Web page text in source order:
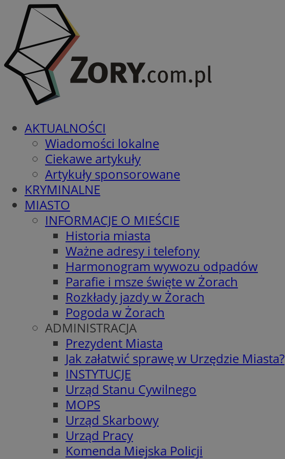
AKTUALNOŚCI
Wiadomości lokalne
Ciekawe artykuły
Artykuły sponsorowane
KRYMINALNE
MIASTO
INFORMACJE O MIEŚCIE
Historia miasta
Ważne adresy i telefony
Harmonogram wywozu odpadów
Parafie i msze święte w Żorach
Rozkłady jazdy w Żorach
Pogoda w Żorach
ADMINISTRACJA
Prezydent Miasta
Jak załatwić sprawę w Urzędzie Miasta?
INSTYTUCJE
Urząd Stanu Cywilnego
MOPS
Urząd Skarbowy
Urząd Pracy
Komenda Miejska Policji